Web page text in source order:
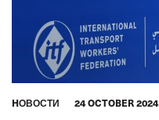
HОВОСТИ 24 OCTOBER 2024